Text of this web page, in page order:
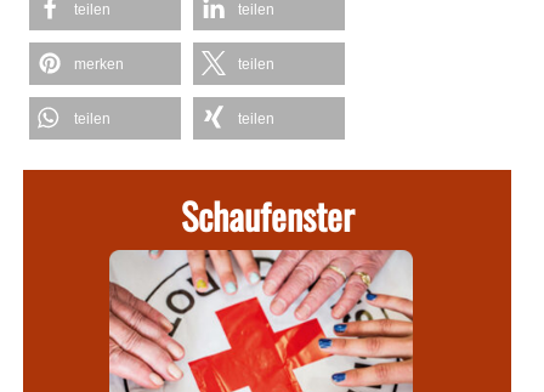
teilen teilen
merken teilen
teilen teilen
Schaufenster